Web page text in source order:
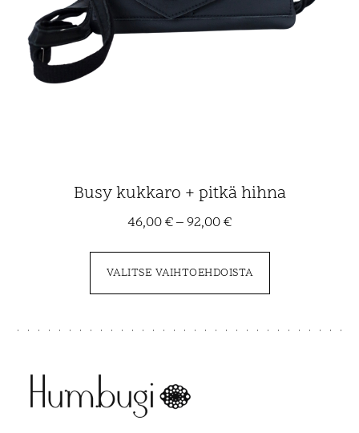
Busy kukkaro + pitkä hihna
46,00€–92,00€
VALITSE VAIHTOEHDOISTA